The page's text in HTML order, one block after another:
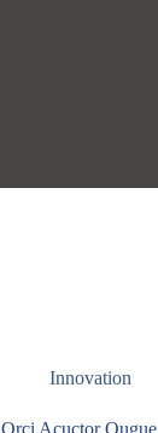
Innovation
Orci Acuctor Ougue